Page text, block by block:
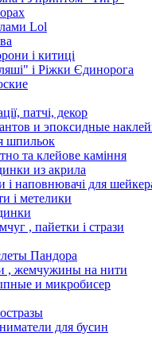
Lol
і китиці
і Ріжки Єдинорога
патчі, декор
и эпоксидные
шпильок
та клейове каміння
из акрила
і наповнювачі для
і метелики
, пайетки і стрази
Пандора
, жемчужины на нити
и микробисер
для бусин